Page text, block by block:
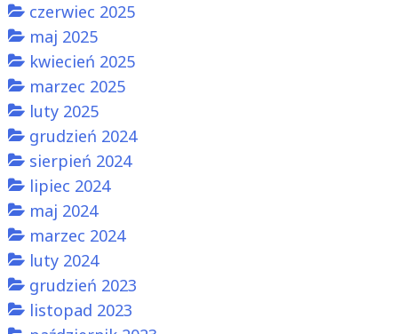
czerwiec 2025
maj 2025
kwiecień 2025
marzec 2025
luty 2025
grudzień 2024
sierpień 2024
lipiec 2024
maj 2024
marzec 2024
luty 2024
grudzień 2023
listopad 2023